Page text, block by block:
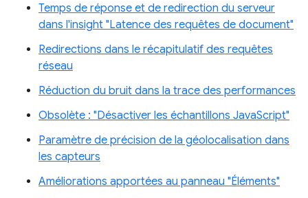
Temps de réponse et de redirection du serveur
dans l'insight "Latence des requêtes de document"
Redirections dans le récapitulatif des requêtes
réseau
Réduction du bruit dans la trace des performances
Obsolète : "Désactiver les échantillons JavaScript"
Paramètre de précision de la géolocalisation dans
les capteurs
Améliorations apportées au panneau "Éléments"